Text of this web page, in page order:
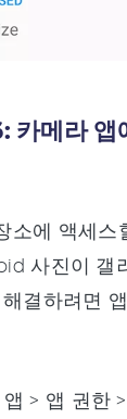
카메라
소에 액세스
사진이 갤
결하려면
> 앱 권한